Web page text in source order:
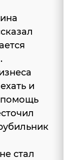
и
помощь
стал